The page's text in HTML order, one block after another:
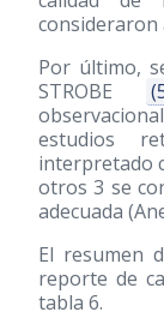
consideraron
Por último,
STROBE
estudios
interpretado
otros 3 se
adecuada
El resumen
reporte de
tabla 6.